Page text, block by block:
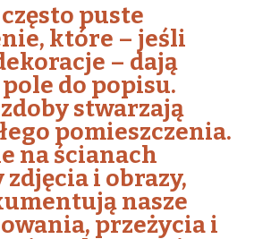
puste
które – jeśli
– dają
do popisu.
stwarzają
pomieszczenia.
na ścianach
zdjęcia i obrazy,
nasze
przeżycia i